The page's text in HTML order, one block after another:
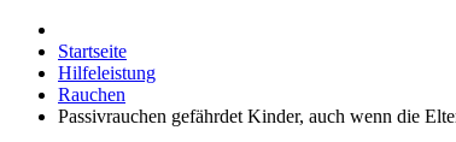
Startseite
Hilfeleistung
Rauchen
Passivrauchen gefährdet Kinder, auch wenn die